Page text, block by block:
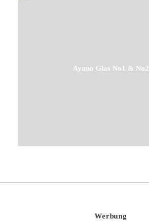
Ayano Glas No1 & No2
Werbung